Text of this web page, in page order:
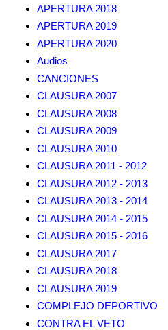
APERTURA 2018
APERTURA 2019
APERTURA 2020
Audios
CANCIONES
CLAUSURA 2007
CLAUSURA 2008
CLAUSURA 2009
CLAUSURA 2010
CLAUSURA 2011 - 2012
CLAUSURA 2012 - 2013
CLAUSURA 2013 - 2014
CLAUSURA 2014 - 2015
CLAUSURA 2015 - 2016
CLAUSURA 2017
CLAUSURA 2018
CLAUSURA 2019
COMPLEJO DEPORTIVO
CONTRA EL VETO